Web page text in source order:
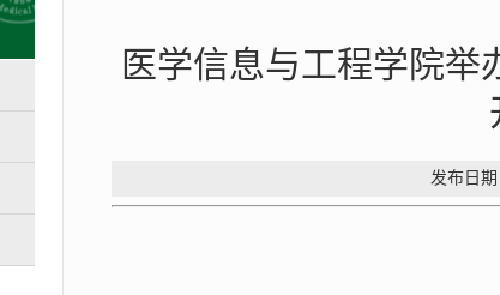
医学信息与工程学院举
发布日